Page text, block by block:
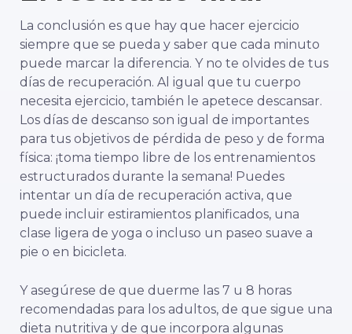
La conclusión es que hay que hacer ejercicio
siempre que se pueda y saber que cada minuto
puede marcar la diferencia. Y no te olvides de tus
días de recuperación. Al igual que tu cuerpo
necesita ejercicio, también le apetece descansar.
Los días de descanso son igual de importantes
para tus objetivos de pérdida de peso y de forma
física: ¡toma tiempo libre de los entrenamientos
estructurados durante la semana! Puedes
intentar un día de recuperación activa, que
puede incluir estiramientos planificados, una
clase ligera de yoga o incluso un paseo suave a
pie o en bicicleta.
Y asegúrese de que duerme las 7 u 8 horas
recomendadas para los adultos, de que sigue una
dieta nutritiva y de que incorpora algunas